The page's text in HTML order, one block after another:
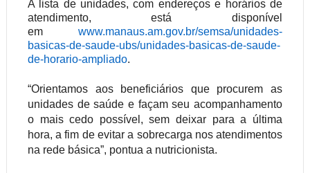
A lista de unidades, com endereços e horários de
atendimento, está disponível
emwww.manaus.am.gov.br/semsa/unidades-
basicas-de-saude-ubs/unidades-basicas-de-saude-
de-horario-ampliado.
“Orientamos aos beneficiários que procurem as
unidades de saúde e façam seu acompanhamento
o mais cedo possível, sem deixar para a última
hora, a fim de evitar a sobrecarga nos atendimentos
na rede básica”, pontua a nutricionista.